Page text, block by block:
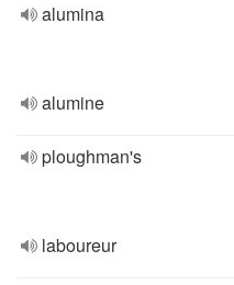
alumina
alumine
ploughman's
laboureur